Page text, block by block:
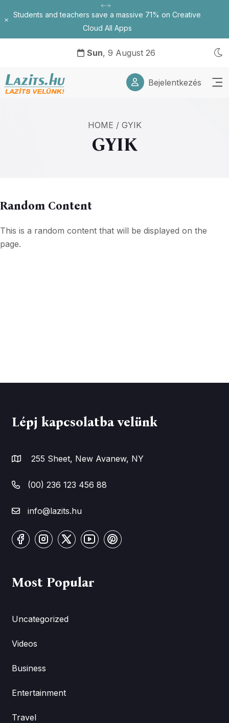
Students and teachers save a massive 71% on Creative
Cloud All Apps
Bezárás
Sun, 9 August 26
Bejelentkezés
HOME / GYIK
GYIK
Random Content
This is a random content that will be displayed on the
page.
Lépj kapcsolatba velünk
255 Sheet, New Avanew, NY
(00) 236 123 456 88
info@lazits.hu
Most Popular
Uncategorized
Videos
Business
Entertainment
Travel